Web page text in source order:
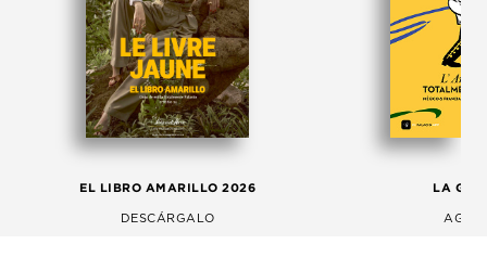
EL LIBRO AMARILLO 2026
DESCÁRGALO
LA